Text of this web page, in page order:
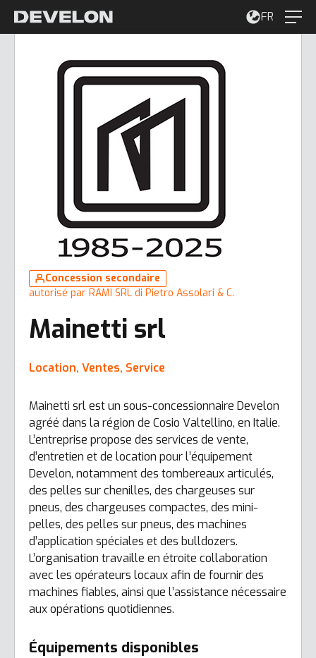
FR
Concession secondaire
autorisé par RAMI SRL di Pietro Assolari & C.
Mainetti srl
Location, Ventes, Service
Mainetti srl est un sous-concessionnaire Develon
agréé dans la région de Cosio Valtellino, en Italie.
L’entreprise propose des services de vente,
d’entretien et de location pour l’équipement
Develon, notamment des tombereaux articulés,
des pelles sur chenilles, des chargeuses sur
pneus, des chargeuses compactes, des mini-
pelles, des pelles sur pneus, des machines
d’application spéciales et des bulldozers.
L’organisation travaille en étroite collaboration
avec les opérateurs locaux afin de fournir des
machines fiables, ainsi que l’assistance nécessaire
aux opérations quotidiennes.
Équipements disponibles